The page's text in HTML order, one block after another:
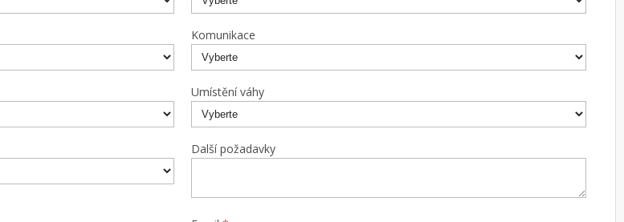
Komunikace
Umístění váhy
Další požadavky